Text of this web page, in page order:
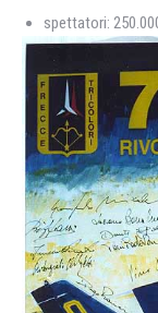
spettatori: